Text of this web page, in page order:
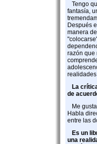
Tengo
fantasía,
Después
manera
razón que
La
de
Me gusta
Habla
entre las
Es un
una